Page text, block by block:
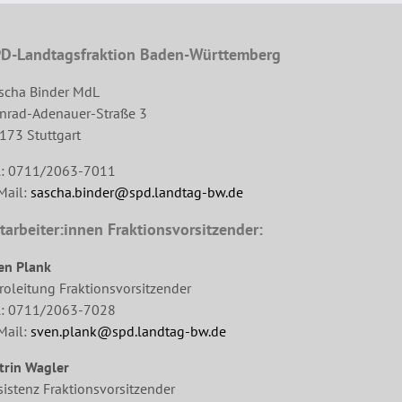
Landtagsfraktion Baden-Württemberg
Binder MdL
Adenauer-Straße 3
Stuttgart
0711/2063-7011
sascha.binder@spd.landtag-bw.de
Fraktionsvorsitzender:
Plank
Fraktionsvorsitzender
0711/2063-7028
sven.plank@spd.landtag-bw.de
Wagler
Fraktionsvorsitzender